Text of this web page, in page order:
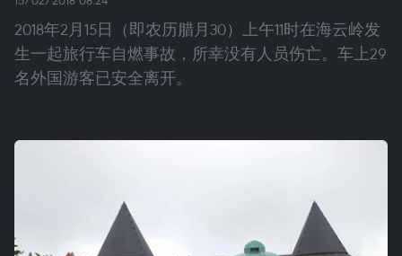
2018年2月15日（即农历腊月30）上午11时在海云岭发
生一起旅行车自燃事故，所幸没有人员伤亡。车上29
名外国游客已安全离开。